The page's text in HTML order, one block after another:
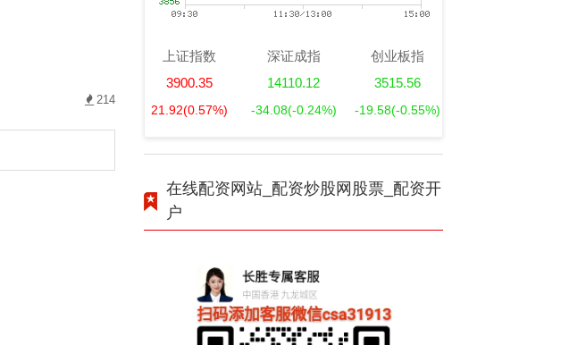
214
上证指数
3900.35
21.92(0.57%)
深证成指
14110.12
-34.08(-0.24%)
创业板指
3515.56
-19.58(-0.55%)
在线配资网站_配资炒股网股票_配资开
户